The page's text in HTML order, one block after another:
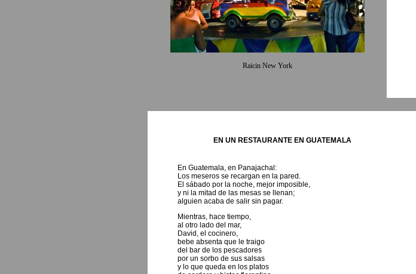
Raicin New York
EN UN RESTAURANTE EN GUATEMALA
En Guatemala, en Panajachal:
Los meseros se recargan en la pared.
El sábado por la noche, mejor imposible,
y ni la mitad de las mesas se llenan;
alguien acaba de salir sin pagar.
Mientras, hace tiempo,
al otro lado del mar,
David, el cocinero,
bebe absenta que le traigo
del bar de los pescadores
por un sorbo de sus salsas
y lo que queda en los platos